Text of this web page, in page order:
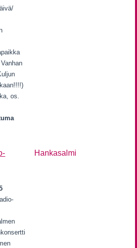
os.
Hankasalmi